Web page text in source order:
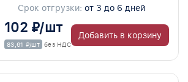
Срок отгрузки: от 3 до 6 дней
102 ₽/шт
83,61 ₽/шт без НДС
Добавить в корзину